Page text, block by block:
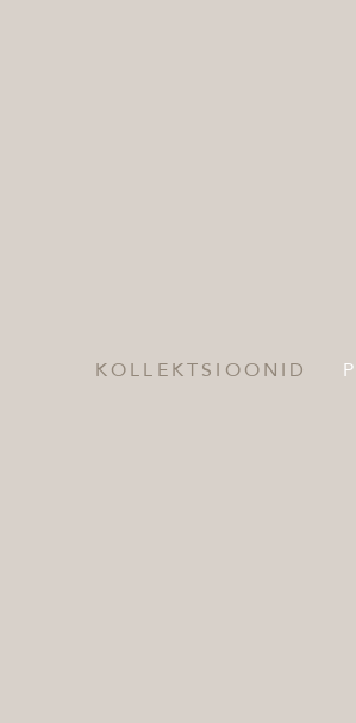
KOLLEKTSIOONID